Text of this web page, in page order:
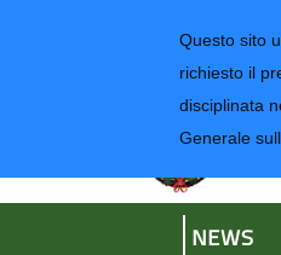
Questo sito
richiesto il
disciplinata
Generale
Regione Liguria
NEWS